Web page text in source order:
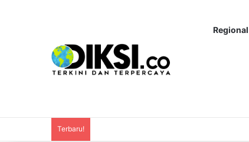
Regional
Terbaru!